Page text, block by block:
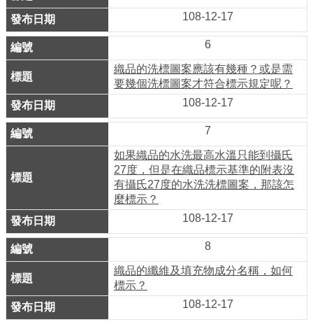
商
業
發
展
與
輔
導
圈
帶
介
紹
影
音
專
108-12-17
6
織品的洗標圖案應該有幾種？或是需
要幾個洗標圖案才符合標示規定呢？
108-12-17
7
如果織品的水洗最高水溫只能到攝氏
27度，但是在織品標示基準的附表沒
有攝氏27度的水洗洗標圖案，那該怎
麼標示？
108-12-17
8
織品的纖維及填充物成分名稱，如何
標示？
108-12-17